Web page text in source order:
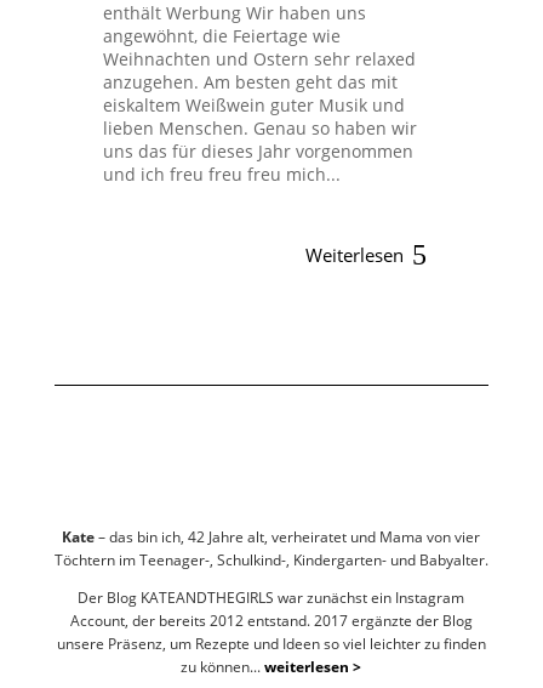
enthält Werbung Wir haben uns
angewöhnt, die Feiertage wie
Weihnachten und Ostern sehr relaxed
anzugehen. Am besten geht das mit
eiskaltem Weißwein guter Musik und
lieben Menschen. Genau so haben wir
uns das für dieses Jahr vorgenommen
und ich freu freu freu mich...
Weiterlesen
Kate– das bin ich, 42 Jahre alt, verheiratet und Mama von vier
Töchtern im Teenager-, Schulkind-, Kindergarten- und Babyalter.
Der Blog KATEANDTHEGIRLS war zunächst ein Instagram
Account, der bereits 2012 entstand. 2017 ergänzte der Blog
unsere Präsenz, um Rezepte und Ideen so viel leichter zu finden
zu können...weiterlesen >